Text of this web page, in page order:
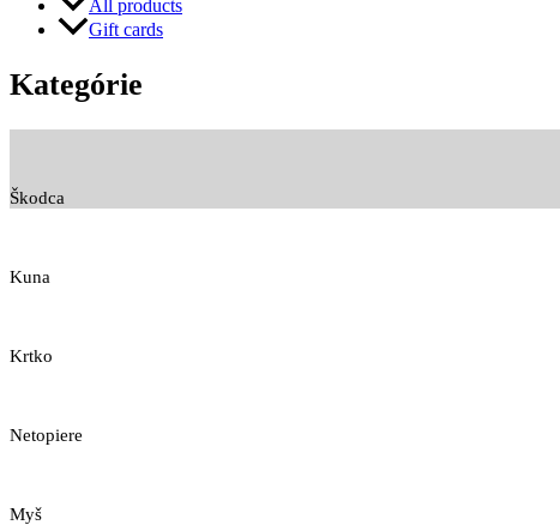
All products
Gift cards
Kategórie
Škodca
Kuna
Krtko
Netopiere
Myš